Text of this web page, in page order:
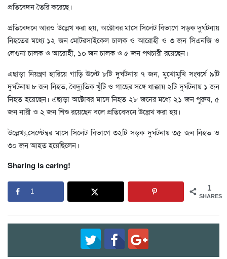
প্রতিবেদন তৈরি করেছে।
প্রতিবেদনে আরও উল্লেখ করা হয়, অক্টোবর মাসে সিলেট বিভাগে সড়ক দুর্ঘটনায়
নিহতের মধ্যে ১২ জন মোটরসাইকেল চালক ও আরোহী ও ৩ জন সিএনজি ও
লেগুনা চালক ও আরোহী, ১০ জন চালক ও ৫ জন পথচারী রয়েছেন।
এছাড়া নিয়ন্ত্রণ হারিয়ে গাড়ি উল্টে ৮টি দুর্ঘটনায় ৭ জন, মুখোমুখি সংঘর্ষে ৯টি
দুর্ঘটনায় ৮ জন নিহত, বৈদ্যুতিক খুঁটি ও গাছের সঙ্গে ধাক্কায় ২টি দুর্ঘটনায় ১ জন
নিহত হয়েছেন। এছাড়া অক্টোবর মাসে নিহত ২৮ জনের মধ্যে ২১ জন পুরুষ, ৫
জন নারী ও ২ জন শিশু রয়েছেন বলে প্রতিবেদনে উল্লেখ করা হয়।
উল্লেখ্য,সেপ্টেম্বর মাসে সিলেট বিভাগে ৩২টি সড়ক দুর্ঘটনায় ৩৫ জন নিহত ও
৩০ জন আহত হয়েছিলেন।
Sharing is caring!
1
SHARES
1